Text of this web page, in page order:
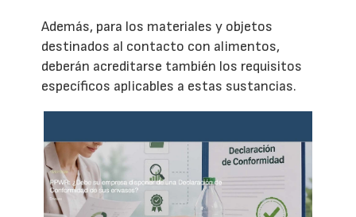
Además, para los materiales y objetos
destinados al contacto con alimentos,
deberán acreditarse también los requisitos
específicos aplicables a estas sustancias.